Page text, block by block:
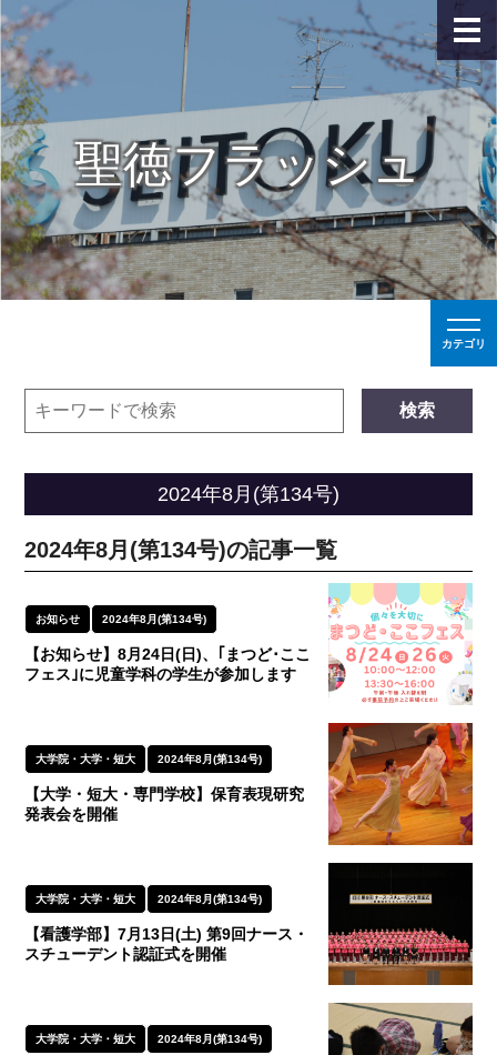
聖徳フラッシュ
カテゴリ
検索
2024年8月(第134号)
2024年8月(第134号)の記事一覧
お知らせ 2024年8月(第134号)
【お知らせ】8月24日(日)、｢まつど･ここ
フェス｣に児童学科の学生が参加します
大学院・大学・短大 2024年8月(第134号)
【大学・短大・専門学校】保育表現研究
発表会を開催
大学院・大学・短大 2024年8月(第134号)
【看護学部】7月13日(土) 第9回ナース・
スチューデント認証式を開催
大学院・大学・短大 2024年8月(第134号)